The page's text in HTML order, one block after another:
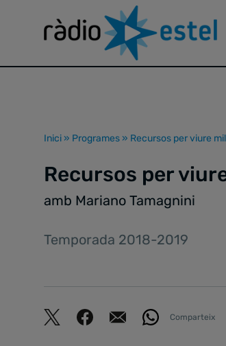
Inici » Programes » Recursos per viure
Recursos per
amb Mariano Tamagnini
Temporada 2018-2019
Comparteix